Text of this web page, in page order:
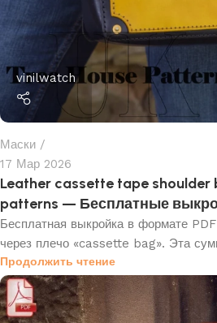
vinilwatch
Маски
17 Мар 2026
Leather cassette tape shoulder
patterns — Бесплатные
Бесплатная выкройка в формате
через плечо «cassette bag». Эта
Продолжить чтение